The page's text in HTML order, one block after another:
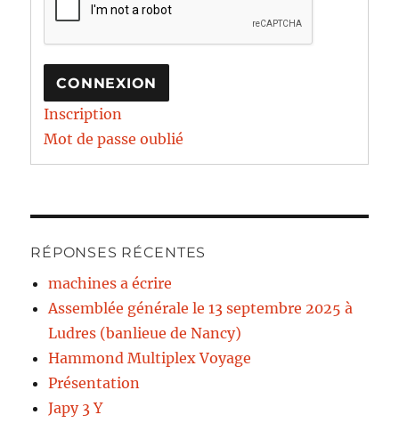
CONNEXION
Inscription
Mot de passe oublié
RÉPONSES RÉCENTES
machines a écrire
Assemblée générale le 13 septembre 2025 à
Ludres (banlieue de Nancy)
Hammond Multiplex Voyage
Présentation
Japy 3 Y